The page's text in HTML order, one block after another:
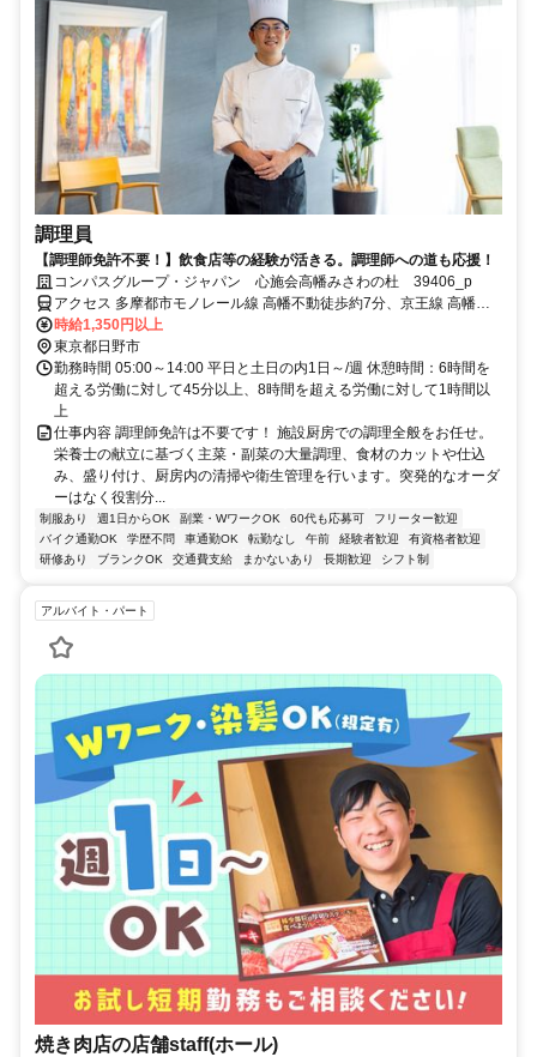
調理員
【調理師免許不要！】飲食店等の経験が活きる。調理師への道も応援！
コンパスグループ・ジャパン 心施会高幡みさわの杜 39406_p
アクセス 多摩都市モノレール線 高幡不動徒歩約7分、京王線 高幡不
動徒歩約7分、京王動物園線 高幡不動徒歩約7分
時給1,350円以上
東京都日野市
勤務時間 05:00～14:00 平日と土日の内1日～/週 休憩時間：6時間を
超える労働に対して45分以上、8時間を超える労働に対して1時間以
上
仕事内容 調理師免許は不要です！ 施設厨房での調理全般をお任せ。
栄養士の献立に基づく主菜・副菜の大量調理、食材のカットや仕込
み、盛り付け、厨房内の清掃や衛生管理を行います。突発的なオーダ
ーはなく役割分...
制服あり 週1日からOK 副業・WワークOK 60代も応募可
フリーター歓迎
バイク通勤OK
学歴不問 車通勤OK 転勤なし 午前 経験者歓迎
有資格者歓迎
研修あり
ブランクOK 交通費支給 まかないあり 長期歓迎 シフト制
アルバイト・パート
焼き肉店の店舗staff(ホール)